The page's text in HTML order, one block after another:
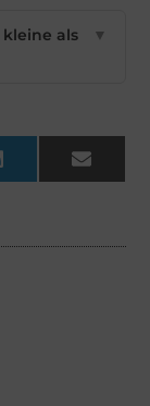
als
▼
LinkedIn Email